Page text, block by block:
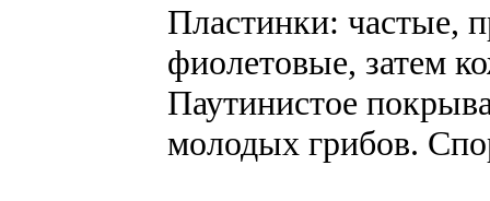
Пластинки: частые,
фиолетовые, затем
Паутинистое
молодых грибов.